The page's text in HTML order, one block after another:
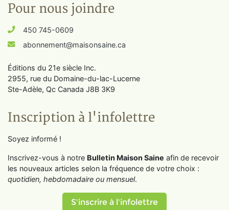
Pour nous joindre
450 745-0609
abonnement@maisonsaine.ca
Éditions du 21e siècle Inc.
2955, rue du Domaine-du-lac-Lucerne
Ste-Adèle, Qc Canada J8B 3K9
Inscription à l'infolettre
Soyez informé !
Inscrivez-vous à notre Bulletin Maison Saine afin de recevoir
les nouveaux articles selon la fréquence de votre choix :
quotidien, hebdomadaire ou mensuel.
S'inscrire à l'infolettre